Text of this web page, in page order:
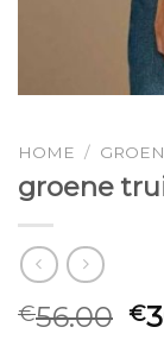
HOME /
groene
€56.00 €